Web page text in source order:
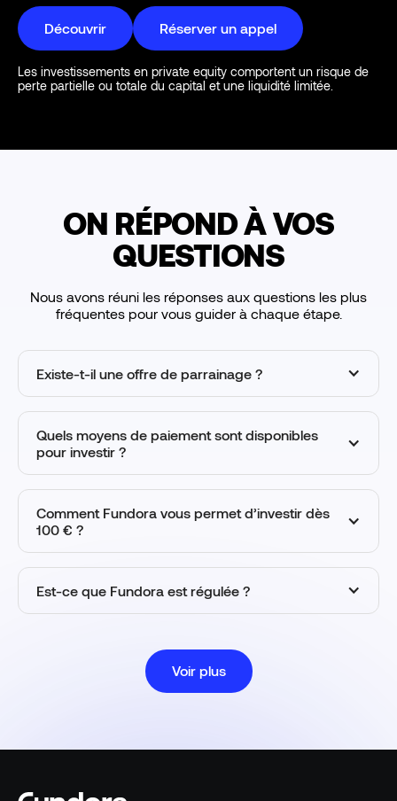
Découvrir Réserver un appel
Les investissements en private equity comportent un risque de
perte partielle ou totale du capital et une liquidité limitée.
ON RÉPOND À VOS
QUESTIONS
Nous avons réuni les réponses aux questions les plus
fréquentes pour vous guider à chaque étape.
Existe-t-il une offre de parrainage ?
Quels moyens de paiement sont disponibles
pour investir ?
Comment Fundora vous permet d’investir dès
100 € ?
Est-ce que Fundora est régulée ?
Voir plus